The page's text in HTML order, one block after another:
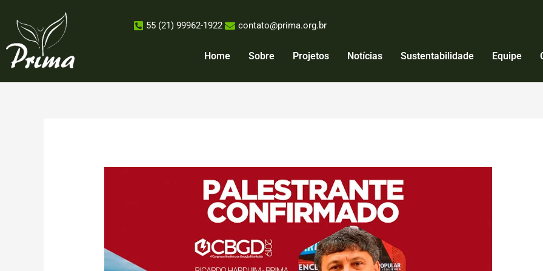
para
conteúdo
55 (21) 99962-1922 contato@prima.org.br
Home Sobre Projetos Notícias Sustentabilidade Equipe